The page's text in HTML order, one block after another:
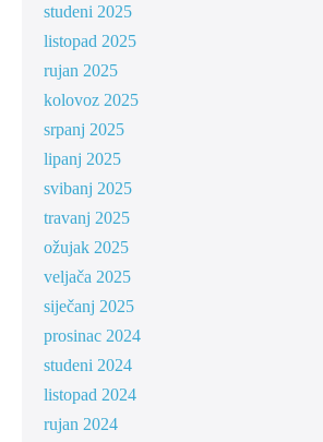
studeni 2025
listopad 2025
rujan 2025
kolovoz 2025
srpanj 2025
lipanj 2025
svibanj 2025
travanj 2025
ožujak 2025
veljača 2025
siječanj 2025
prosinac 2024
studeni 2024
listopad 2024
rujan 2024